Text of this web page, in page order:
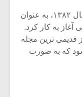
مجله آنلاین «گفتگوی هارمونیک» در سال ۱۳۸۲، به عنوان
به کار کرد.
قدیمی ترین مجله
که به صورت